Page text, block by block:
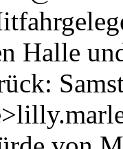
Halle